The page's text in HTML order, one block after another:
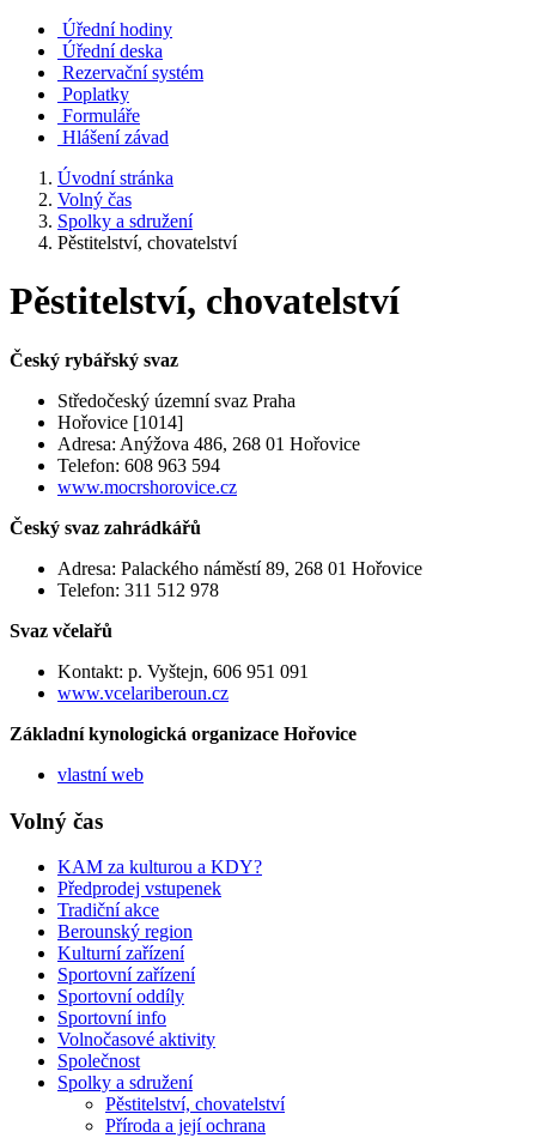
Úřední hodiny
Úřední deska
Rezervační systém
Poplatky
Formuláře
Hlášení závad
Úvodní stránka
Volný čas
Spolky a sdružení
Pěstitelství, chovatelství
Pěstitelství, chovatelství
Český rybářský svaz
Středočeský územní svaz Praha
Hořovice [1014]
Adresa: Anýžova 486, 268 01 Hořovice
Telefon: 608 963 594
www.mocrshorovice.cz
Český svaz zahrádkářů
Adresa: Palackého náměstí 89, 268 01 Hořovice
Telefon: 311 512 978
Svaz včelařů
Kontakt: p. Vyštejn, 606 951 091
www.vcelariberoun.cz
Základní kynologická organizace Hořovice
vlastní web
Volný čas
KAM za kulturou a KDY?
Předprodej vstupenek
Tradiční akce
Berounský region
Kulturní zařízení
Sportovní zařízení
Sportovní oddíly
Sportovní info
Volnočasové aktivity
Společnost
Spolky a sdružení
Pěstitelství, chovatelství
Příroda a její ochrana